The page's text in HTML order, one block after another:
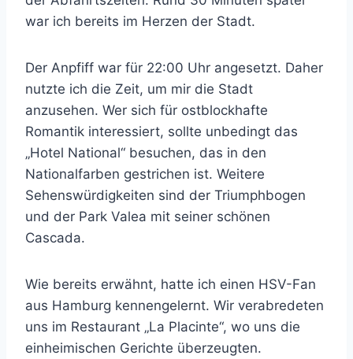
war ich bereits im Herzen der Stadt.
Der Anpfiff war für 22:00 Uhr angesetzt. Daher
nutzte ich die Zeit, um mir die Stadt
anzusehen. Wer sich für ostblockhafte
Romantik interessiert, sollte unbedingt das
„Hotel National“ besuchen, das in den
Nationalfarben gestrichen ist. Weitere
Sehenswürdigkeiten sind der Triumphbogen
und der Park Valea mit seiner schönen
Cascada.
Wie bereits erwähnt, hatte ich einen HSV-Fan
aus Hamburg kennengelernt. Wir verabredeten
uns im Restaurant „La Placinte“, wo uns die
einheimischen Gerichte überzeugten.